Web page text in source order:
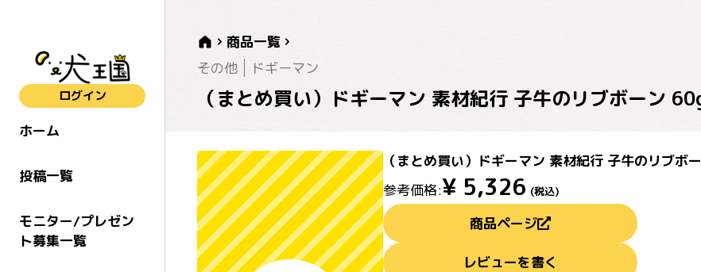
ログイン
ホーム
投稿一覧
モニター/プレゼン
ト募集一覧
商品一覧
その他
ドギーマン
（まとめ買い）ドギーマン 素材紀行 子牛のリブボーン
（まとめ買い）ドギーマン 素材紀行 子牛のリブボ
参考価格:¥ 5,326 (税込)
商品ページ
レビューを書く